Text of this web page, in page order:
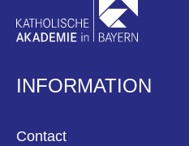
INFORMATION
Contact